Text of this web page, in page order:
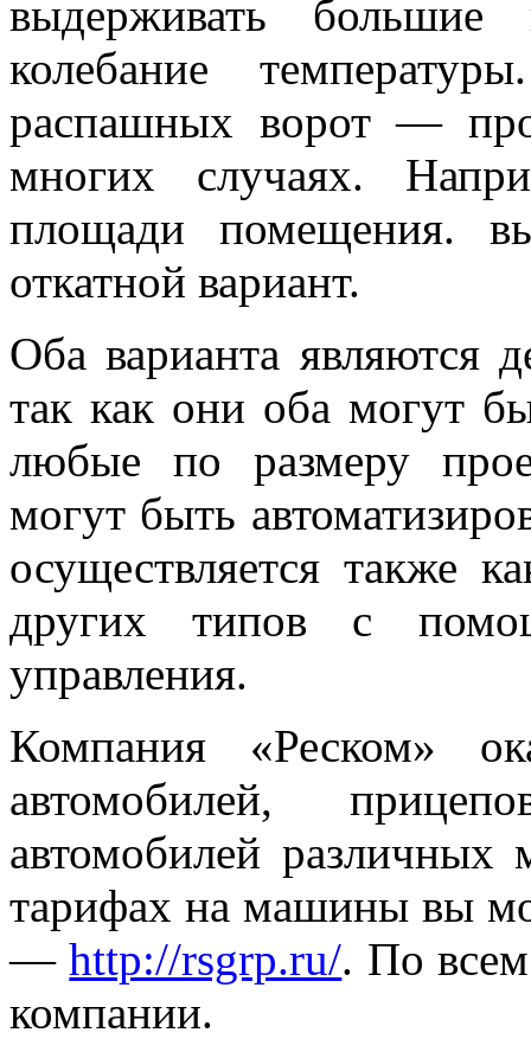
выдерживать большие
колебание
распашных ворот —
многих случаях.
площади помещения.
откатной вариант.
Оба варианта являются
так как они оба могут
любые по размеру
могут быть
осуществляется также
других типов с
управления.
Компания «Реском»
автомобилей,
автомобилей
тарифах на машины вы
—http://rsgrp.ru/. По
компании.